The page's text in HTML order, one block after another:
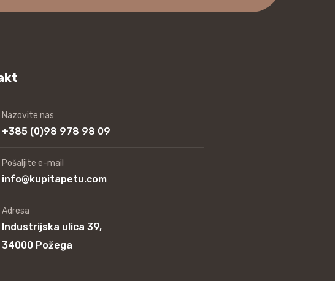
Nazovite nas
+385 (0)98 978 98 09
Pošaljite e-mail
info@kupitapetu.com
Adresa
Industrijska ulica 39,
34000 Požega